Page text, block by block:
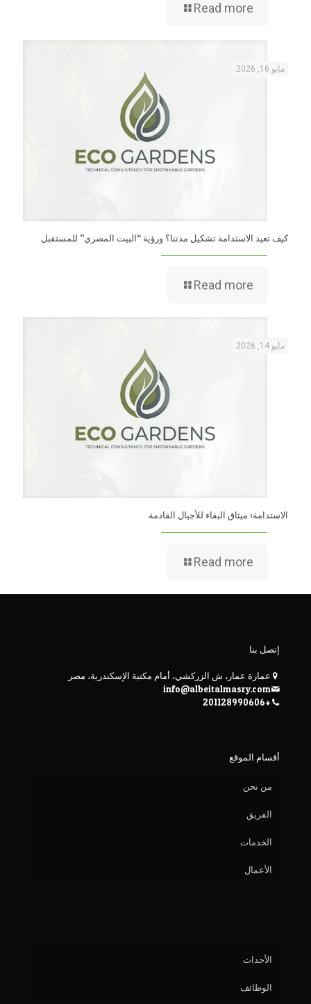
Read more
مايو 16, 2026
كيف تعيد الاستدامة تشكيل مدننا؟ ورؤية “البيت المصري” للمستقبل
Read more
مايو 14, 2026
الاستدامة: ميثاق البقاء للأجيال القادمة
Read more
إتصل بنا
عمارة عمار، ش الزركشي، أمام مكتبة الإسكندرية، مصر
info@albeitalmasry.com
+201128990606
أقسام الموقع
من نحن
الفريق
الخدمات
الأعمال
الأحداث
الوظائف